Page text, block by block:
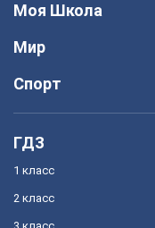
Моя Школа
Мир
Спорт
ГДЗ
1 класс
2 класс